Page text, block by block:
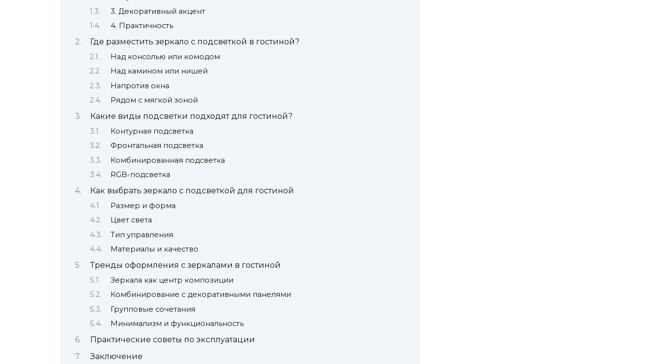
3. Декоративный акцент
4. Практичность
Где разместить зеркало с подсветкой в гостиной?
Над консолью или комодом
Над камином или нишей
Напротив окна
Рядом с мягкой зоной
Какие виды подсветки подходят для гостиной?
Контурная подсветка
Фронтальная подсветка
Комбинированная подсветка
RGB-подсветка
Как выбрать зеркало с подсветкой для гостиной
Размер и форма
Цвет света
Тип управления
Материалы и качество
Тренды оформления с зеркалами в гостиной
Зеркала как центр композиции
Комбинирование с декоративными панелями
Групповые сочетания
Минимализм и функциональность
Практические советы по эксплуатации
Заключение